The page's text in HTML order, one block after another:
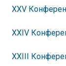
XXV
XXIV
XXIII